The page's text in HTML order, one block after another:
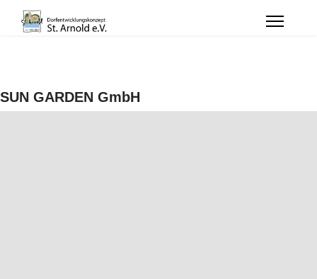
SUN GARDEN GmbH